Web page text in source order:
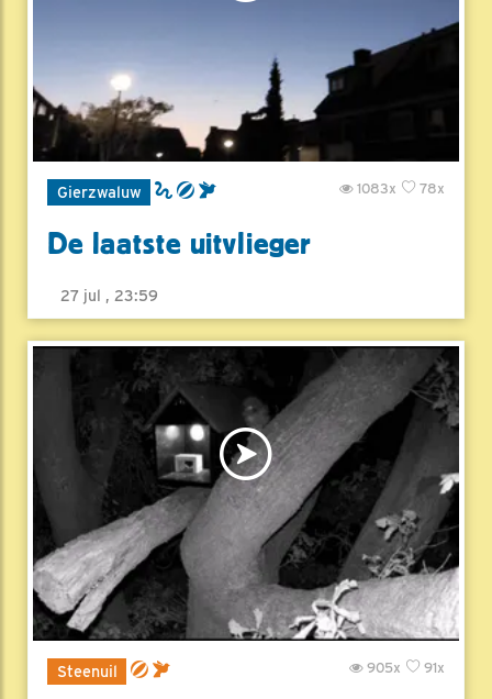
Gierzwaluw 78x
1083x
De laatste uitvlieger
27 jul , 23:59
Steenuil 91x
905x